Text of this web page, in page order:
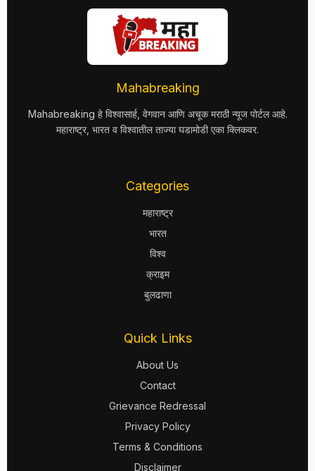
Mahabreaking
Mahabreaking हे विश्वासार्ह, वेगवान आणि अचूक मराठी न्यूज पोर्टल आहे.
महाराष्ट्र, भारत व विश्वातील ताज्या घडामोडी एका क्लिकवर.
Categories
महाराष्ट्र
भारत
विश्व
क्राइम
बुलढाणा
Quick Links
About Us
Contact
Grievance Redressal
Privacy Policy
Terms & Conditions
Disclaimer